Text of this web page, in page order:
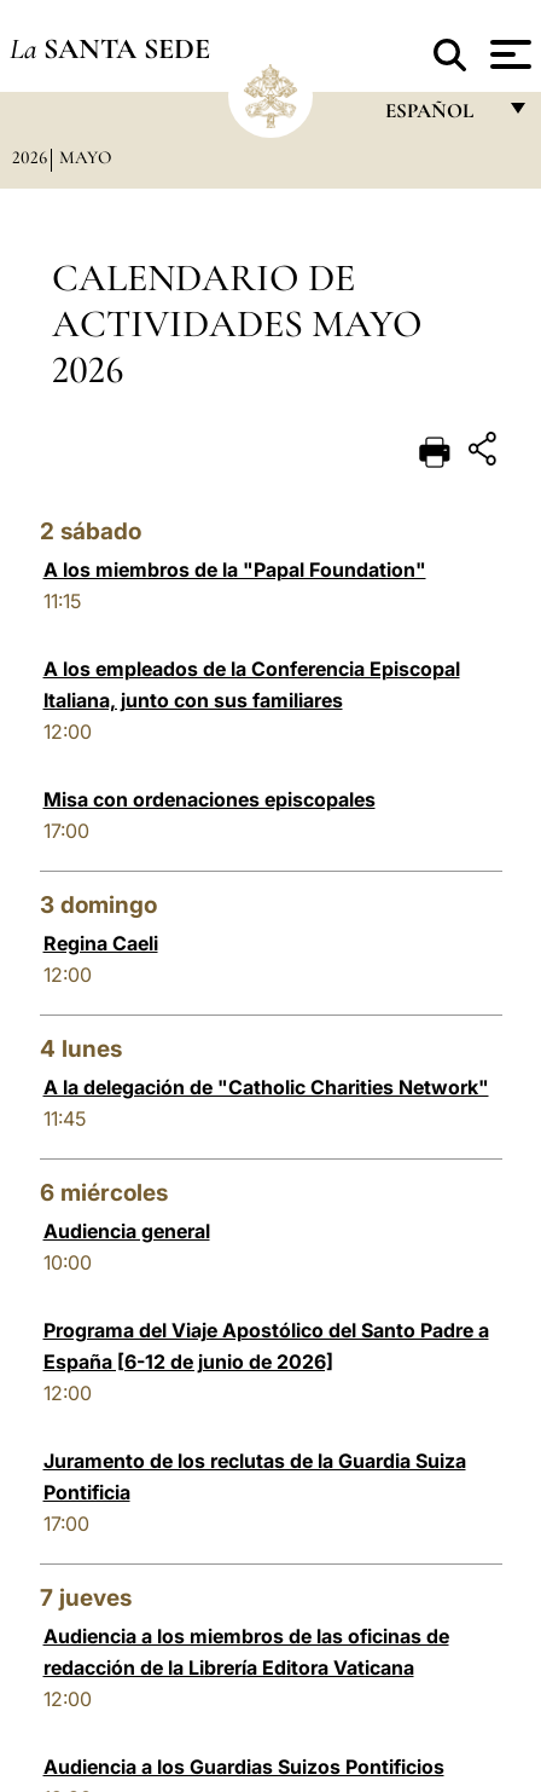
La SANTA SEDE
ESPAÑOL
POLSKI
LATINE
2026 MAYO
CALENDARIO DE
ACTIVIDADES MAYO
2026
2 sábado
A los miembros de la "Papal Foundation"
11:15
A los empleados de la Conferencia Episcopal
Italiana, junto con sus familiares
12:00
Misa con ordenaciones episcopales
17:00
3 domingo
Regina Caeli
12:00
4 lunes
A la delegación de "Catholic Charities Network"
11:45
6 miércoles
Audiencia general
10:00
Programa del Viaje Apostólico del Santo Padre a
España [6-12 de junio de 2026]
12:00
Juramento de los reclutas de la Guardia Suiza
Pontificia
17:00
7 jueves
Audiencia a los miembros de las oficinas de
redacción de la Librería Editora Vaticana
12:00
Audiencia a los Guardias Suizos Pontificios